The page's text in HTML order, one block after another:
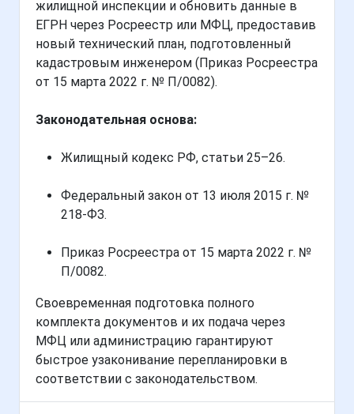
жилищной инспекции и обновить данные в
ЕГРН через Росреестр или МФЦ, предоставив
новый технический план, подготовленный
кадастровым инженером (Приказ Росреестра
от 15 марта 2022 г. № П/0082).
Законодательная основа:
Жилищный кодекс РФ, статьи 25–26.
Федеральный закон от 13 июля 2015 г. №
218-ФЗ.
Приказ Росреестра от 15 марта 2022 г. №
П/0082.
Своевременная подготовка полного
комплекта документов и их подача через
МФЦ или администрацию гарантируют
быстрое узаконивание перепланировки в
соответствии с законодательством.